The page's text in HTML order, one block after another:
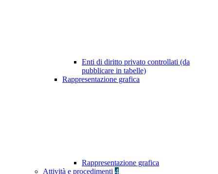
Enti di diritto privato controllati (da
pubblicare in tabelle)
Rappresentazione grafica
Rappresentazione grafica
Attività e procedimenti 4